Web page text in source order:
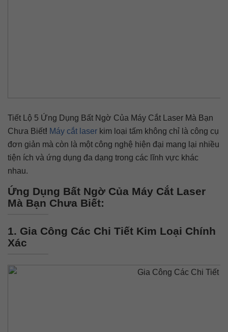
Tiết Lộ 5 Ứng Dụng Bất Ngờ Của Máy Cắt Laser Mà Bạn
Chưa Biết! Máy cắt laser kim loại tấm không chỉ là công cụ
đơn giản mà còn là một công nghệ hiện đại mang lại nhiều
tiện ích và ứng dụng đa dạng trong các lĩnh vực khác
nhau.
Ứng Dụng Bất Ngờ Của Máy Cắt Laser
Mà Bạn Chưa Biết:
1. Gia Công Các Chi Tiết Kim Loại Chính
Xác